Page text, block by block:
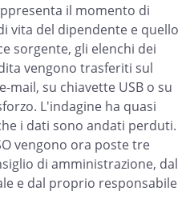
il momento di
vita del dipendente e quello
sorgente, gli elenchi dei
vengono trasferiti sul
mail, su chiavette USB o su
L'indagine ha quasi
i dati sono andati perduti.
vengono ora poste tre
di amministrazione, dal
e dal proprio responsabile